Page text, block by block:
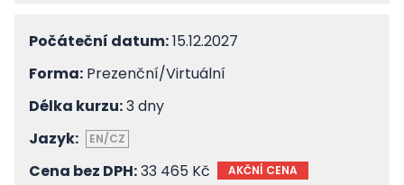
Počáteční datum:15.12.2027
Forma: Prezenční/Virtuální
Délka kurzu:3 dny
Jazyk:
EN/CZ
Cena bez DPH:33 465 Kč AKČNÍ CENA